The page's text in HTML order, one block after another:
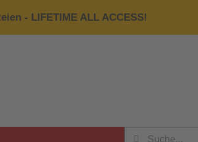
- LIFETIME ALL ACCESS!